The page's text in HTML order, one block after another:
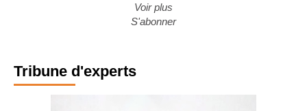
Voir plus
S'abonner
Tribune d'experts